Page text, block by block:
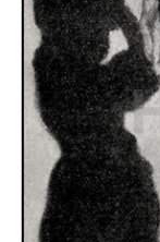
Feinseifen-